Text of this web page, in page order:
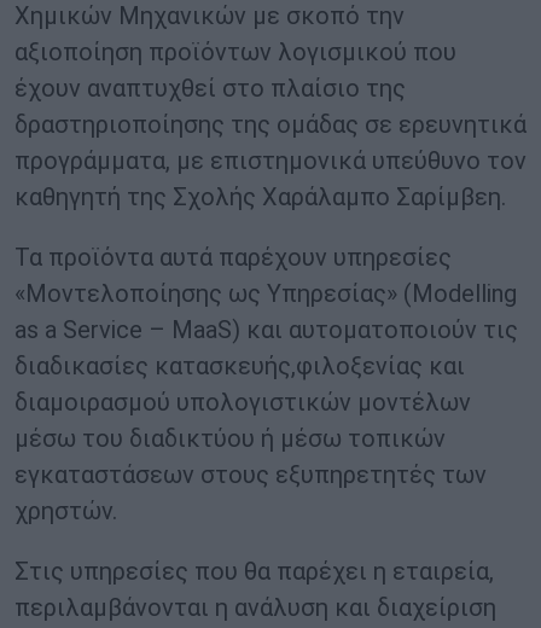
Χημικών Μηχανικών με σκοπό την
αξιοποίηση προϊόντων λογισμικού που
έχουν αναπτυχθεί στο πλαίσιο της
δραστηριοποίησης της ομάδας σε ερευνητικά
προγράμματα, με επιστημονικά υπεύθυνο τον
καθηγητή της Σχολής Χαράλαμπο Σαρίμβεη.
Τα προϊόντα αυτά παρέχουν υπηρεσίες
«Μοντελοποίησης ως Υπηρεσίας» (Modelling
as a Service – MaaS) και αυτοματοποιούν τις
διαδικασίες κατασκευής,φιλοξενίας και
διαμοιρασμού υπολογιστικών μοντέλων
μέσω του διαδικτύου ή μέσω τοπικών
εγκαταστάσεων στους εξυπηρετητές των
χρηστών.
Στις υπηρεσίες που θα παρέχει η εταιρεία,
περιλαμβάνονται η ανάλυση και διαχείριση